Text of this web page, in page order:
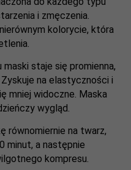
i zmęczenia.
kolorycie, która
staje się promienna,
na elastyczności i
mniej widoczne. Maska
wygląd.
równomiernie na twarz,
minut, a następnie
kompresu.